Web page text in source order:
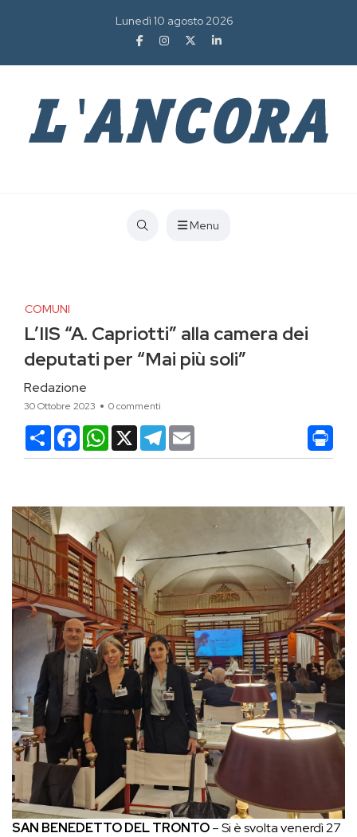
Lunedì 10 agosto 2026
Menu
COMUNI
L’IIS “A. Capriotti” alla camera dei
deputati per “Mai più soli”
Redazione
30 Ottobre 2023 0 commenti
CondividiFacebookWhatsApp
X Telegram
SAN BENEDETTO DEL TRONTO– Si è svolta venerdì 27